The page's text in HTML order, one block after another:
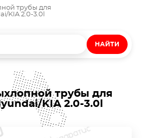
трубы для
KIA 2.0-3.0l
НАЙТИ
трубы для
KIA 2.0-3.0l